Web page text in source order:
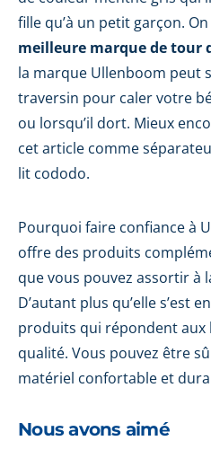
fille qu’à un petit garçon.
meilleure marque de tour
la marque Ullenboom peut
traversin pour caler votre
ou lorsqu’il dort. Mieux
cet article comme
lit cododo.
Pourquoi faire confiance à
offre des produits
que vous pouvez assortir à
D’autant plus qu’elle s’est
produits qui répondent aux
qualité. Vous pouvez être
matériel confortable et
Nous avons aimé